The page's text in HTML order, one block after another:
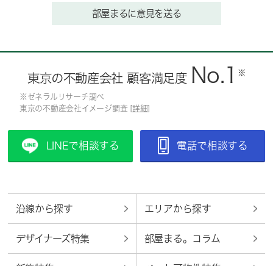
部屋まるに意見を送る
東京の不動産会社 顧客満足度 No.1 ※
※ゼネラルリサーチ調べ
東京の不動産会社イメージ調査 [ 詳細
LINEで相談する 電話で相談する
沿線から探す エリアから探す
デザイナーズ特集 部屋まる。コラム